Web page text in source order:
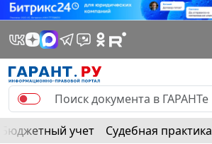
Бюджетный учет Судебная практика